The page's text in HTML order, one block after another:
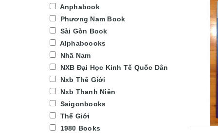
Anphabook
Phương Nam Book
Sài Gòn Book
Alphaboooks
Nhã Nam
NXB Đại Học Kinh Tế Quốc Dân
Nxb Thế Giới
Nxb Thanh Niên
Saigonbooks
Thế Giới
1980 Books